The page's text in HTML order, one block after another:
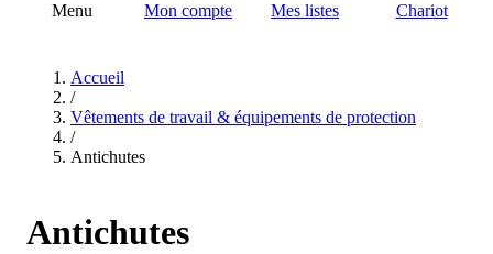
Menu Mon compte Mes listes Chariot
Accueil
/
Vêtements de travail & équipements de protection
/
Antichutes
Antichutes